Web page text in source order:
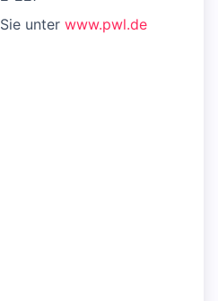
unter www.pwl.de